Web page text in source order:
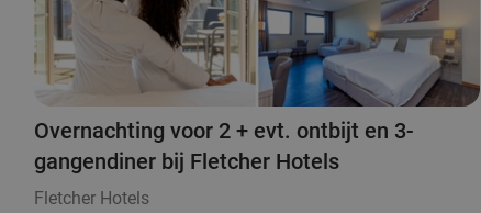
Overnachting voor 2 + evt. ontbijt en 3-
gangendiner bij Fletcher Hotels
Fletcher Hotels